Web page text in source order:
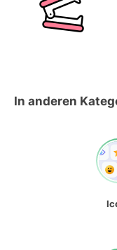
In anderen